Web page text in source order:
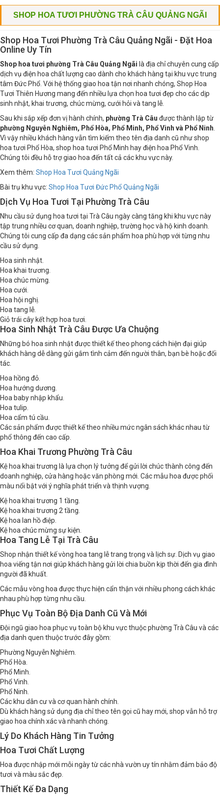
SHOP HOA TƯƠI PHƯỜNG TRÀ CÂU QUẢNG NGÃI
Shop Hoa Tươi Phường Trà Câu Quảng Ngãi - Đặt Hoa
Online Uy Tín
Shop hoa tươi phường Trà Câu Quảng Ngãi là địa chỉ chuyên cung cấp
dịch vụ điện hoa chất lượng cao dành cho khách hàng tại khu vực trung
tâm Đức Phổ. Với hệ thống giao hoa tận nơi nhanh chóng, Shop Hoa
Tươi Thiên Hương mang đến nhiều lựa chọn hoa tươi đẹp cho các dịp
sinh nhật, khai trương, chúc mừng, cưới hỏi và tang lễ.
Sau khi sắp xếp đơn vị hành chính, phường Trà Câu được thành lập từ
phường Nguyễn Nghiêm, Phổ Hòa, Phổ Minh, Phổ Vinh và Phổ Ninh
Vì vậy nhiều khách hàng vẫn tìm kiếm theo tên địa danh cũ như shop
hoa tươi Phổ Hòa, shop hoa tươi Phổ Minh hay điện hoa Phổ Vinh.
Chúng tôi đều hỗ trợ giao hoa đến tất cả các khu vực này.
Xem thêm: Shop Hoa Tươi Quảng Ngãi
Bài trụ khu vực: Shop Hoa Tươi Đức Phổ Quảng Ngãi
Dịch Vụ Hoa Tươi Tại Phường Trà Câu
Nhu cầu sử dụng hoa tươi tại Trà Câu ngày càng tăng khi khu vực này
tập trung nhiều cơ quan, doanh nghiệp, trường học và hộ kinh doanh.
Chúng tôi cung cấp đa dạng các sản phẩm hoa phù hợp với từng nhu
cầu sử dụng.
Hoa sinh nhật.
Hoa khai trương.
Hoa chúc mừng.
Hoa cưới.
Hoa hội nghị.
Hoa tang lễ.
Giỏ trái cây kết hợp hoa tươi.
Hoa Sinh Nhật Trà Câu Được Ưa Chuộng
Những bó hoa sinh nhật được thiết kế theo phong cách hiện đại giúp
khách hàng dễ dàng gửi gắm tình cảm đến người thân, bạn bè hoặc đối
tác.
Hoa hồng đỏ.
Hoa hướng dương.
Hoa baby nhập khẩu.
Hoa tulip.
Hoa cẩm tú cầu.
Các sản phẩm được thiết kế theo nhiều mức ngân sách khác nhau từ
phổ thông đến cao cấp.
Hoa Khai Trương Phường Trà Câu
Kệ hoa khai trương là lựa chọn lý tưởng để gửi lời chúc thành công đến
doanh nghiệp, cửa hàng hoặc văn phòng mới. Các mẫu hoa được phối
màu nổi bật với ý nghĩa phát triển và thịnh vượng.
Kệ hoa khai trương 1 tầng.
Kệ hoa khai trương 2 tầng.
Kệ hoa lan hồ điệp.
Kệ hoa chúc mừng sự kiện.
Hoa Tang Lễ Tại Trà Câu
Shop nhận thiết kế vòng hoa tang lễ trang trọng và lịch sự. Dịch vụ giao
hoa viếng tận nơi giúp khách hàng gửi lời chia buồn kịp thời đến gia đình
người đã khuất.
Các mẫu vòng hoa được thực hiện cẩn thận với nhiều phong cách khác
nhau phù hợp từng nhu cầu.
Phục Vụ Toàn Bộ Địa Danh Cũ Và Mới
Đội ngũ giao hoa phục vụ toàn bộ khu vực thuộc phường Trà Câu và các
địa danh quen thuộc trước đây gồm:
Phường Nguyễn Nghiêm.
Phổ Hòa.
Phổ Minh.
Phổ Vinh.
Phổ Ninh.
Các khu dân cư và cơ quan hành chính.
Dù khách hàng sử dụng địa chỉ theo tên gọi cũ hay mới, shop vẫn hỗ trợ
giao hoa chính xác và nhanh chóng.
Lý Do Khách Hàng Tin Tưởng
Hoa Tươi Chất Lượng
Hoa được nhập mới mỗi ngày từ các nhà vườn uy tín nhằm đảm bảo độ
tươi và màu sắc đẹp.
Thiết Kế Đa Dạng